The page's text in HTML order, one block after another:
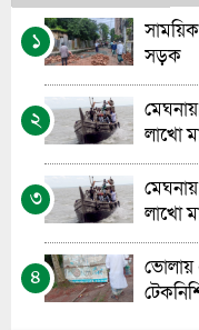
১
সড়ক
২
লাখো
৩
লাখো
৪
ভোলায়